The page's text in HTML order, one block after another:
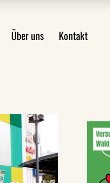
Über uns Kontakt
WsA-Material